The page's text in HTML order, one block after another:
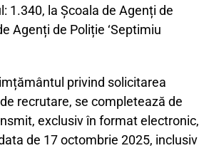
1.340, la Școala de Agenți de
Agenți de Poliție ‘Septimiu
privind solicitarea
recrutare, se completează de
exclusiv în format electronic,
de 17 octombrie 2025, inclusiv